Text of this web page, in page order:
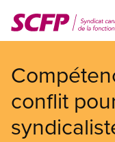
au
contenu
conflit